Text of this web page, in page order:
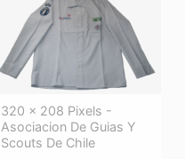
320 × 208 Pixels -
Asociacion De Guias Y
Scouts De Chile